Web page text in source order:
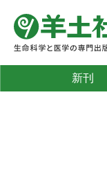
新刊